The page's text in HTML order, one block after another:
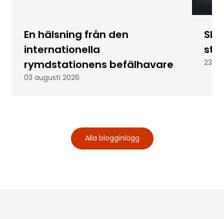
En hälsning från den
internationella
rymdstationens befälhavare
03 augusti 2026
23
Alla blogginlägg